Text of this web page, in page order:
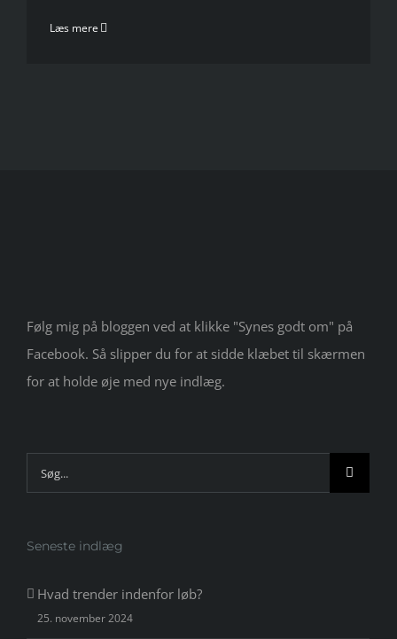
Læs mere
Følg mig på bloggen ved at klikke "Synes godt om" på
Facebook. Så slipper du for at sidde klæbet til skærmen
for at holde øje med nye indlæg.
Søg
efter:
Seneste indlæg
Hvad trender indenfor løb?
25. november 2024